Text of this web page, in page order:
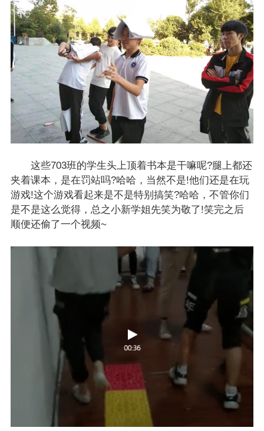
这些703班的学生头上顶着书本是干嘛呢?腿上都还
夹着课本，是在罚站吗?哈哈，当然不是!他们还是在玩
游戏!这个游戏看起来是不是特别搞笑?哈哈，不管你们
是不是这么觉得，总之小新学姐先笑为敬了!笑完之后
顺便还偷了一个视频~